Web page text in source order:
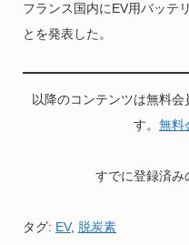
フランス国内にEV用バッテ
とを発表した。
以降のコンテンツは無料
す。 無料
すでに登録済み
タグ: EV, 脱炭素